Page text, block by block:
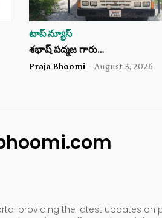
టాప్ న్యూస్
శభాష్ పద్మజ గారు…
Praja Bhoomi - August 3, 2026
providing the latest updates on